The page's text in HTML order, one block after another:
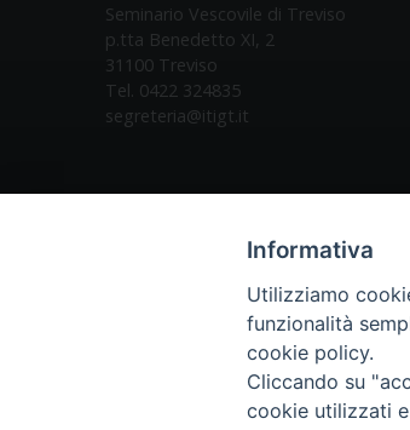
Seminario Vescovile di Treviso
p.tta Benedetto XI, 2
31100 Treviso
Tel. 0422 324835
segreteria@itigt.it
Informativa
Utilizziamo
funzionalità
cookie policy.
Cliccando su
cookie utilizzati